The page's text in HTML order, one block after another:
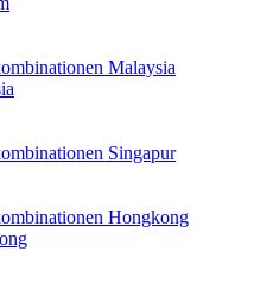
Malaysia
Singapur
Hongkong